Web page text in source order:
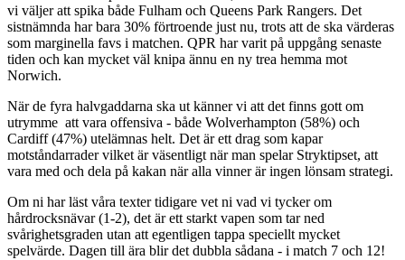
vi väljer att spika både Fulham och Queens Park Rangers. Det
sistnämnda har bara 30% förtroende just nu, trots att de ska värderas
som marginella favs i matchen. QPR har varit på uppgång senaste
tiden och kan mycket väl knipa ännu en ny trea hemma mot
Norwich.
När de fyra halvgaddarna ska ut känner vi att det finns gott om
utrymme att vara offensiva - både Wolverhampton (58%) och
Cardiff (47%) utelämnas helt. Det är ett drag som kapar
motståndarrader vilket är väsentligt när man spelar Stryktipset, att
vara med och dela på kakan när alla vinner är ingen lönsam strategi.
Om ni har läst våra texter tidigare vet ni vad vi tycker om
hårdrocksnävar (1-2), det är ett starkt vapen som tar ned
svårighetsgraden utan att egentligen tappa speciellt mycket
spelvärde. Dagen till ära blir det dubbla sådana - i match 7 och 12!